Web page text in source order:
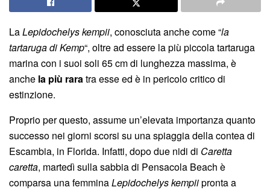
LaLepidochelys kempii, conosciuta anche come “la
tartaruga di Kemp“, oltre ad essere la più piccola tartaruga
marina con i suoi soli 65 cm di lunghezza massima, è
anche la più raratra esse ed è in pericolo critico di
estinzione.
Proprio per questo, assume un’elevata importanza quanto
successo nei giorni scorsi su una spiaggia della contea di
Escambia, in Florida. Infatti, dopo due nidi di Caretta
caretta, martedì sulla sabbia di Pensacola Beach è
comparsa una femminaLepidochelys kempiipronta a